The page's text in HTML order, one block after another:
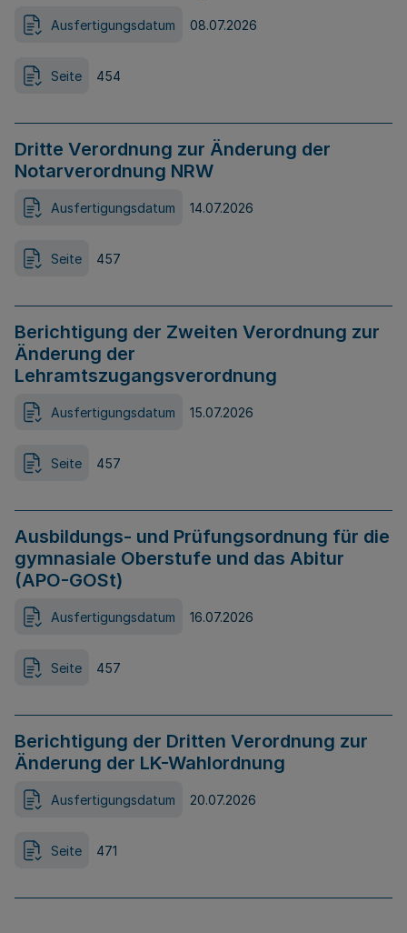
Ausfertigungsdatum 08.07.2026
Seite 454
Dritte Verordnung zur Änderung der
Notarverordnung NRW
Ausfertigungsdatum 14.07.2026
Seite 457
Berichtigung der Zweiten Verordnung zur
Änderung der
Lehramtszugangsverordnung
Ausfertigungsdatum 15.07.2026
Seite 457
Ausbildungs- und Prüfungsordnung für die
gymnasiale Oberstufe und das Abitur
(APO-GOSt)
Ausfertigungsdatum 16.07.2026
Seite 457
Berichtigung der Dritten Verordnung zur
Änderung der LK-Wahlordnung
Ausfertigungsdatum 20.07.2026
Seite 471